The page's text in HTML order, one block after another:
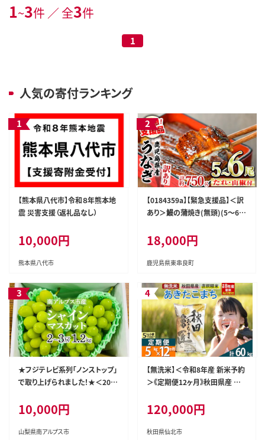
1~3件 ／ 全3件
1
人気の寄付ランキング
【熊本県八代市】令和８年熊本地
震 災害支援（返礼品なし）
10,000円
熊本県八代市
【0184359a】【緊急支援品】＜訳
あり＞鰻の蒲焼き(無頭)(5～6
なぎ ウナギ 鰻 国産 蒲焼 蒲焼き
たれ 鹿児島 ふるさと 人気 支援
【アクアおおすみ】
18,000円
鹿児島県東串良町
★フジテレビ系列「ノンストップ」
で取り上げられました！★＜202
市産シャインマスカット1.2kg以
上（2～3房） クール便発送 ALPA
G007
10,000円
山梨県南アルプス市
【無洗米】＜令和8年産 新米予約
＞《定期便12ヶ月》秋田県産 あき
回 5キロ お米 匠 [サンファーム
西木 米5kg 米 5kg 米 5kg定期
便 お米定期便 あきたこまち ごは
120,000円
秋田県仙北市